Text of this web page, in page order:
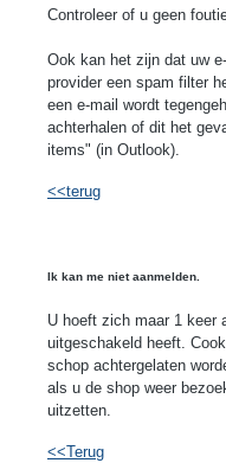
Controleer of u geen
Ook kan het zijn dat uw
provider een spam filter
een e-mail wordt
achterhalen of dit het
items" (in Outlook).
<<terug
Ik kan me niet aanmelden.
U hoeft zich maar 1 keer
uitgeschakeld heeft.
schop achtergelaten
als u de shop weer
uitzetten.
<<Terug